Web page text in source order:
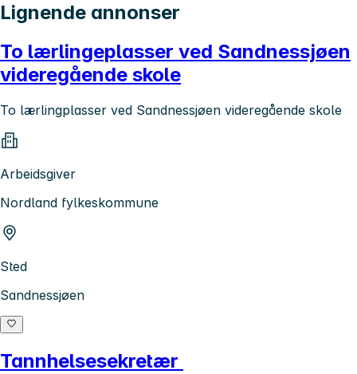
Lignende annonser
To lærlingeplasser ved Sandnessjøen
videregående skole
To lærlingplasser ved Sandnessjøen videregående skole
Arbeidsgiver
Nordland fylkeskommune
Sted
Sandnessjøen
Tannhelsesekretær